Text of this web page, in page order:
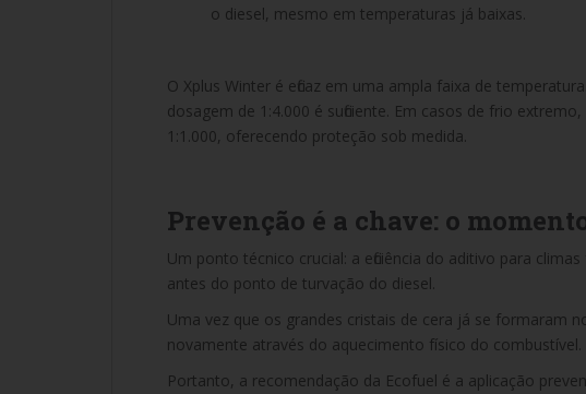
o diesel, mesmo em temperaturas já baixas.
O Xplus Winter é eficaz em uma ampla faixa de
dosagem de 1:4.000 é suficiente. Em casos de frio
1:1.000, oferecendo proteção sob medida.
Prevenção é a chave: o
Um ponto técnico crucial: a eficiência do aditivo para
antes do ponto de turvação do diesel.
Uma vez que os grandes cristais de cera já se formaram
novamente através do aquecimento físico do combustível.
Portanto, a recomendação da Ecofuel é a aplicação